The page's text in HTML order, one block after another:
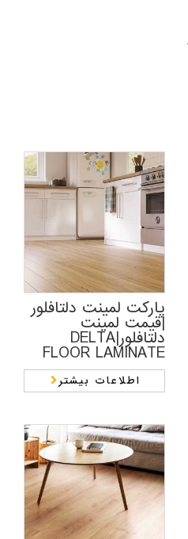
پارکت لمینت دلتافلور
|قیمت لمینت
دلتافلور|DELTA
FLOOR LAMINATE
اطلاعات بیشتر